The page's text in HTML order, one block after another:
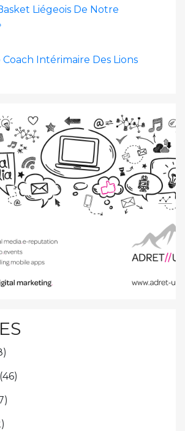
Liégeois De Notre
Coach Intérimaire Des Lions
(46)